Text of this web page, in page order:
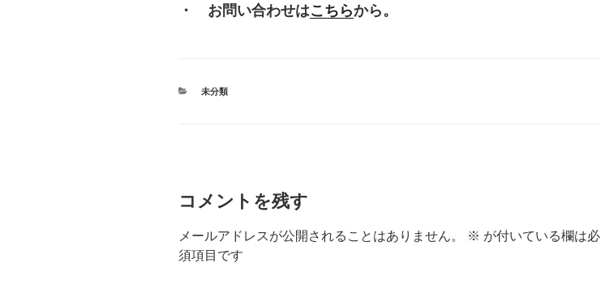
・ お問い合わせはこちらから。
カ
未分類
コメントを残す
メールアドレスが公開されることはありません。 ※ が付いている欄は必
須項目です